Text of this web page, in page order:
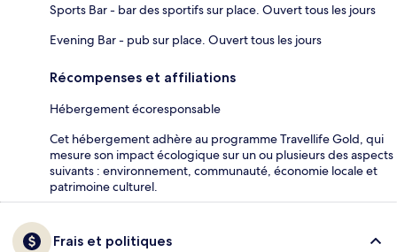
Sports Bar - bar des sportifs sur place. Ouvert tous les jours
Evening Bar - pub sur place. Ouvert tous les jours
Récompenses et affiliations
Hébergement écoresponsable
Cet hébergement adhère au programme Travellife Gold, qui
mesure son impact écologique sur un ou plusieurs des aspects
suivants : environnement, communauté, économie locale et
patrimoine culturel.
Frais et politiques